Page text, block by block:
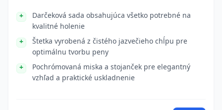
Darčeková sada obsahujúca všetko potrebné na
kvalitné holenie
Štetka vyrobená z čistého jazvečieho chĺpu pre
optimálnu tvorbu peny
Pochrómovaná miska a stojanček pre elegantný
vzhľad a praktické uskladnenie